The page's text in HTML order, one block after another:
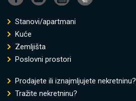
Stanovi/apartmani
Kuće
Zemljišta
Poslovni prostori
Prodajete ili iznajmljujete nekretninu?
Tražite nekretninu?